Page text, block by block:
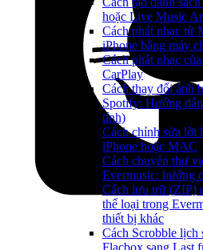
hoặc Live Music
Cách phát nhạc từ
iPhone bằng máy
Cách phát nhạc
CarPlay
Cách thay đổi ảnh
Spotify: Hướng
tính)
Cách chỉnh sửa lời
iPhone hoặc MAC
Cách chuyển thư
Evermusic: hướng
Cách lưu trữ (ZIP)
thể loại trong
thiết bị khác
Cách Scrobble lịch
Flacbox sang